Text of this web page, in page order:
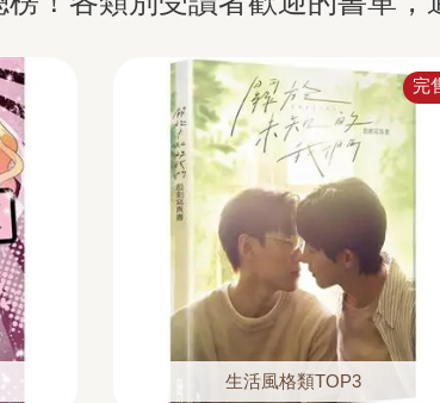
完
生活風格類TOP3